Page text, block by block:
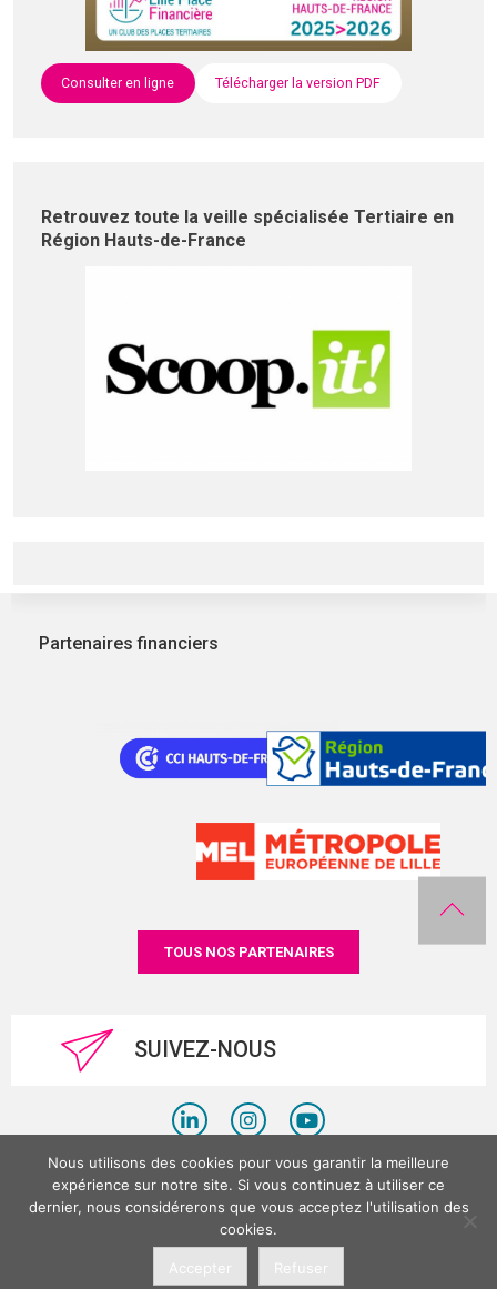
Consulter en ligne Télécharger la version PDF
Retrouvez toute la veille spécialisée Tertiaire en
Région Hauts-de-France
Partenaires financiers
TOUS NOS PARTENAIRES
SUIVEZ-NOUS
Politique de confidentialité
Mentions légales
Nous utilisons des cookies pour vous garantir la meilleure
expérience sur notre site. Si vous continuez à utiliser ce
dernier, nous considérerons que vous acceptez l'utilisation des
cookies.
Accepter Refuser